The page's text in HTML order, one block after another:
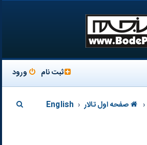
ورود ثبت نام
صفحه اول تالار English